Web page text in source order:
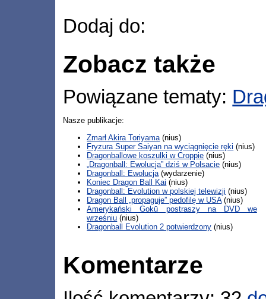
Dodaj do:
Zobacz także
Powiązane tematy:
Nasze publikacje:
Zmarł Akira Toriyama (nius)
Fryzura Super Saiyan na wyciągnięcie ręki (nius)
Dragonballowe koszulki w Croppie (nius)
„Dragonball: Ewolucja” dziś w Polsacie (nius)
Dragonball: Ewolucja (wydarzenie)
Koniec Dragon Ball Kai (nius)
Dragonball: Evolution w polskiej telewizji (nius)
Dragon Ball „propaguje” pedofilę w USA(nius)
Amerykański Gokū postraszy na DVD we
wrześniu (nius)
Dragonball Evolution 2 potwierdzony (nius)
Komentarze